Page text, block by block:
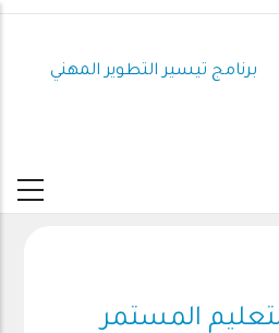
برنامج تيسير التطوير المهني
المستمر